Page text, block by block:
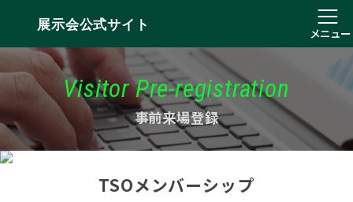
展示会公式サイト
メニュー
Visitor Pre-registration
事前来場登録
TSOメンバーシップ